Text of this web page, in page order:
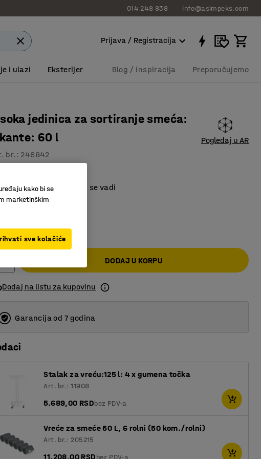
014 248 838 info@asimpeks.com
Prijava / Registracija
i ulazi Eksterijer Blog / inspiracija Preporučujemo
jedinica za sortiranje smeća:
60 l
br. : 246842
Pogledaj u AR
kontejner koji se vadi
čelik
PDV-a
DODAJ U KORPU
Dodaj na listu za kupovinu
Garancija od 7 godina
Stalak za vreću:125 l: 4 x gumena točka
Art. br.: 11908
5.689,00 RSDbez PDV-a
Vreće za smeće 50 L, 6 rolni (50 kom./rolni)
Art. br.: 205215
11.208,00 RSDbez PDV-a
kako bi se
marketinškim
sve kolačiće